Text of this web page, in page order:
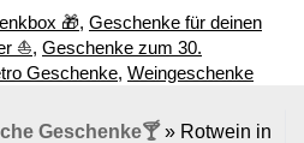
🎁, Geschenke für deinen
⛵, Geschenke zum 30.
Geschenke, Weingeschenke
Geschenke🍸» Rotwein in